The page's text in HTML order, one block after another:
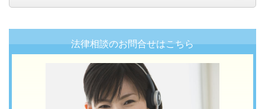
法律相談のお問合せはこちら